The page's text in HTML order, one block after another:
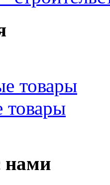
товары
товары
нами